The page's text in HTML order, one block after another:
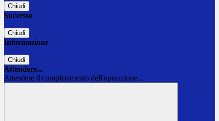
Chiudi
Successo
Chiudi
Informazione
Chiudi
Attendere...
Attendere il completamento dell'operazione...